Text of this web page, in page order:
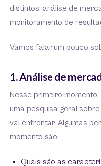
distintos: análise de
monitoramento de
Vamos falar um pouco
1. Análise de
Nesse primeiro
uma pesquisa geral
vai enfrentar. Algumas
momento são:
Quais são as